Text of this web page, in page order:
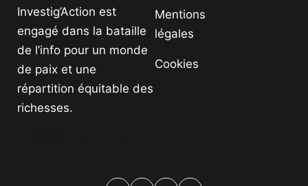
Investig’Action est
engagé dans la bataille
de l’info pour un monde
de paix et une
répartition équitable des
richesses.
Mentions
légales
Cookies